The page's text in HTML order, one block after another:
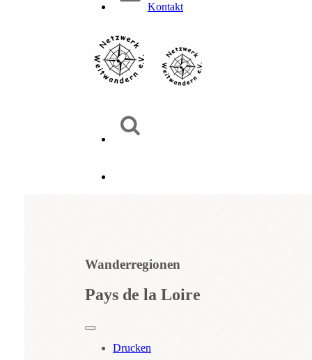
Kontakt
Wanderregionen
Pays de la Loire
Drucken